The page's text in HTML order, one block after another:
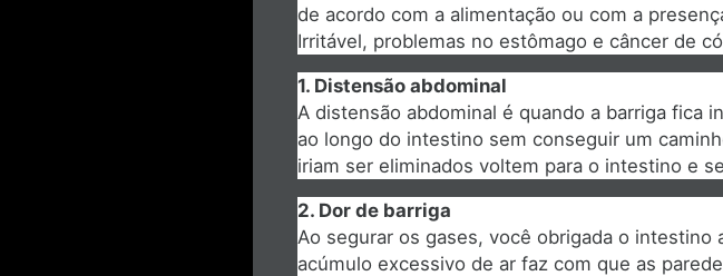
de acordo com a alimentação ou com a
Irritável, problemas no estômago e câncer de
1. Distensão abdominal
A distensão abdominal é quando a barriga fica
ao longo do intestino sem conseguir um
iriam ser eliminados voltem para o intestino e
2. Dor de barriga
Ao segurar os gases, você obrigada o
acúmulo excessivo de ar faz com que as